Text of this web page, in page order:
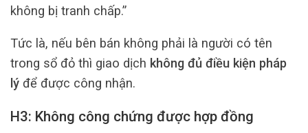
không bị tranh chấp.”
Tức là, nếu bên bán không phải là người có tên
trong sổ đỏ thì giao dịch không đủ điều kiện pháp
lý để được công nhận.
H3: Không công chứng được hợp đồng